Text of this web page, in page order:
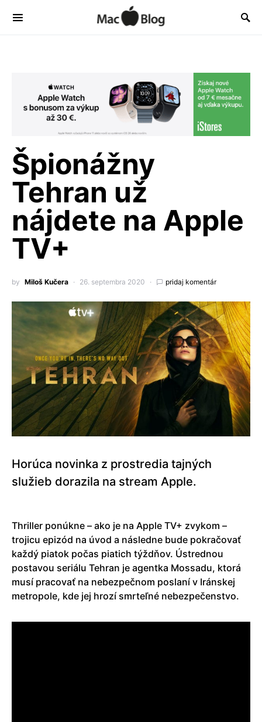
Špionážny
Tehran už
nájdete na Apple
TV+
by Miloš Kučera 26. septembra 2020 pridaj komentár
Horúca novinka z prostredia tajných
služieb dorazila na stream Apple.
Thriller ponúkne – ako je na Apple TV+ zvykom –
trojicu epizód na úvod a následne bude pokračovať
každý piatok počas piatich týždňov. Ústrednou
postavou seriálu Tehran je agentka Mossadu, ktorá
musí pracovať na nebezpečnom poslaní v Iránskej
metropole, kde jej hrozí smrteľné nebezpečenstvo.